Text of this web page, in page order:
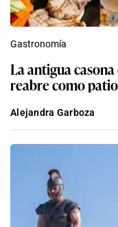
Gastronomía
La antigua
reabre como
Alejandra Garboza